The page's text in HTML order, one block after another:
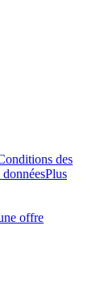
des
Plus
offre